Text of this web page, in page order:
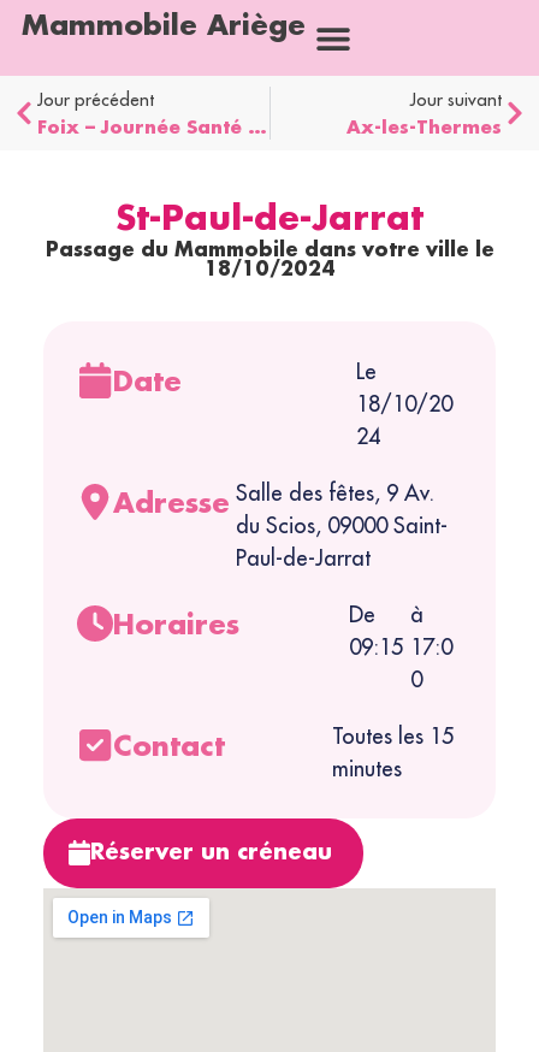
Mammobile Ariège
Jour précédent
Foix – Journée Santé Femme
Jour suivant
Ax-les-Thermes
St-Paul-de-Jarrat
Passage du Mammobile dans votre ville le
18/10/2024
Réserver un créneau
Date
Le
18/10/20
24
Adresse Salle des fêtes, 9 Av.
du Scios, 09000 Saint-
Paul-de-Jarrat
Horaires
De
09:15
à
17:0
0
Contact
Toutes les 15
minutes